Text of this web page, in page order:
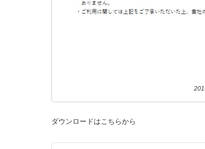
ダウンロードはこちらから